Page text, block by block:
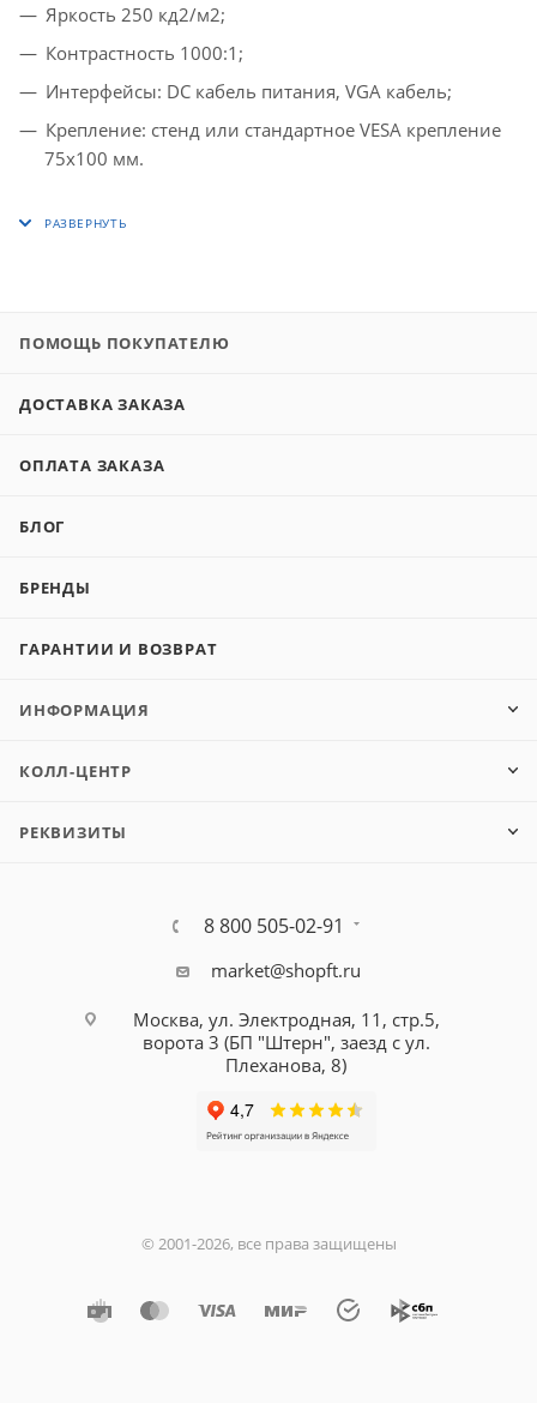
Яркость 250 кд2/м2;
Контрастность 1000:1;
Интерфейсы: DC кабель питания, VGA кабель;
Крепление: стенд или стандартное VESA крепление
75х100 мм.
ПОМОЩЬ ПОКУПАТЕЛЮ
ДОСТАВКА ЗАКАЗА
ОПЛАТА ЗАКАЗА
БЛОГ
БРЕНДЫ
ГАРАНТИИ И ВОЗВРАТ
ИНФОРМАЦИЯ
КОЛЛ-ЦЕНТР
РЕКВИЗИТЫ
8 800 505-02-91
market@shopft.ru
Москва, ул. Электродная, 11, стр.5,
ворота 3 (БП "Штерн", заезд с ул.
Плеханова, 8)
© 2001-2026, все права защищены